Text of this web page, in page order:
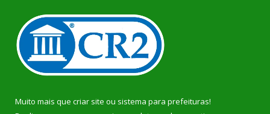
Muito mais que criar site ou sistema para prefeituras!